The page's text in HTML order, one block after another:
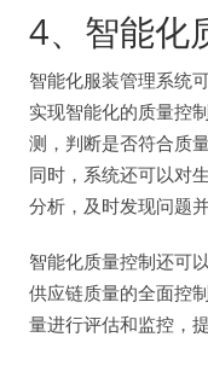
4、智能化
智能化服装管理系统
实现智能化的质量控
测，判断是否符合质
同时，系统还可以对
分析，及时发现问题
智能化质量控制还可
供应链质量的全面控
量进行评估和监控，